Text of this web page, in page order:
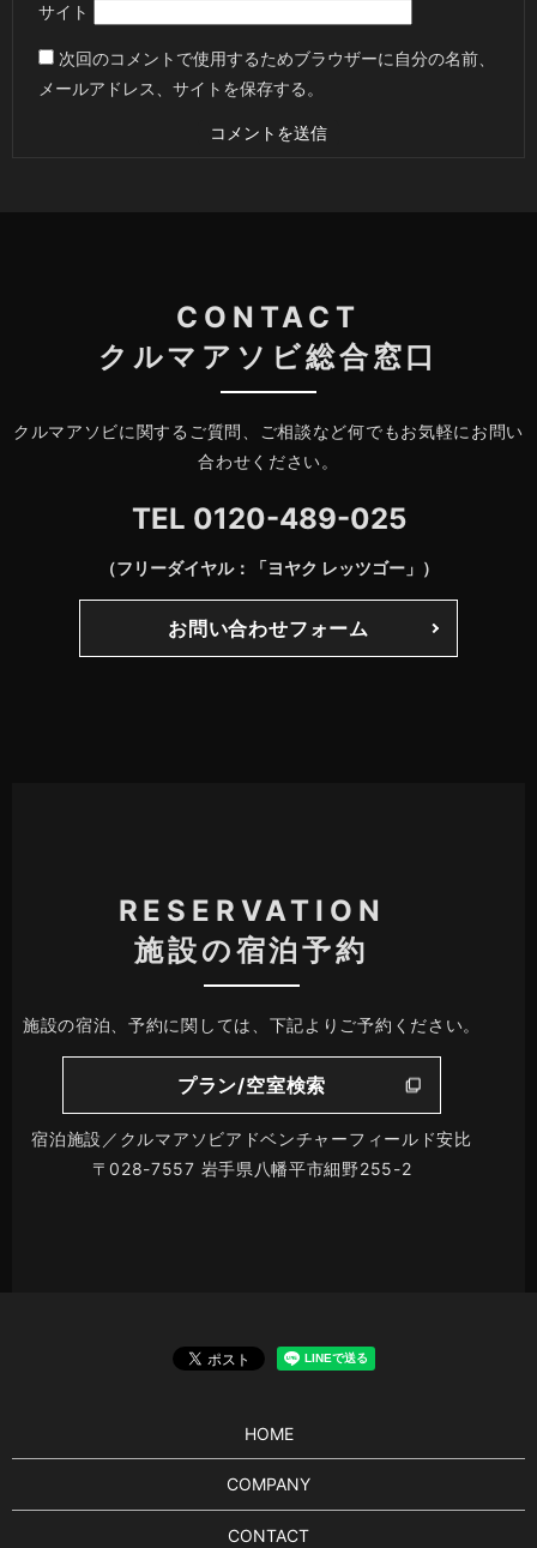
サイト
次回のコメントで使用するためブラウザーに自分の名前、
メールアドレス、サイトを保存する。
CONTACT
クルマアソビ総合窓口
クルマアソビに関するご質問、ご相談など何でもお気軽にお問い
合わせください。
TEL 0120-489-025
（フリーダイヤル：「ヨヤク レッツゴー」）
お問い合わせフォーム
RESERVATION
施設の宿泊予約
施設の宿泊、予約に関しては、下記よりご予約ください。
プラン/空室検索
宿泊施設／クルマアソビアドベンチャーフィールド安比
〒028-7557 岩手県八幡平市細野255-2
HOME
COMPANY
CONTACT